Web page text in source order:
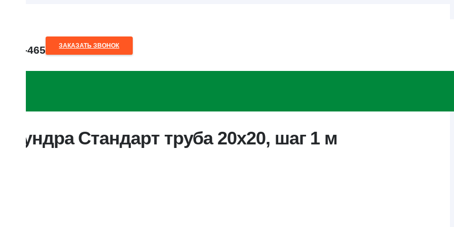
28-465 ЗАКАЗАТЬ ЗВОНОК
Тундра Стандарт труба 20х20, шаг 1 м